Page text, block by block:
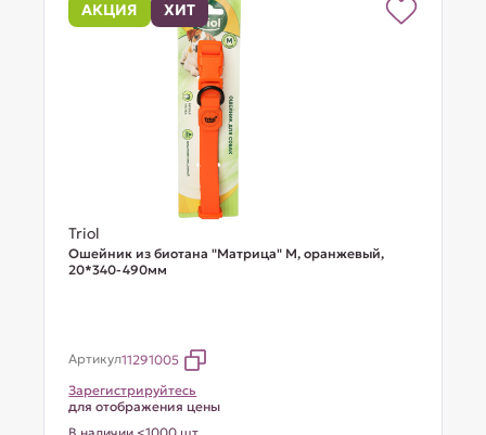
АКЦИЯ ХИТ
Triol
Ошейник из биотана "Матрица" M, оранжевый,
20*340-490мм
Артикул11291005
Зарегистрируйтесь
для отображения цены